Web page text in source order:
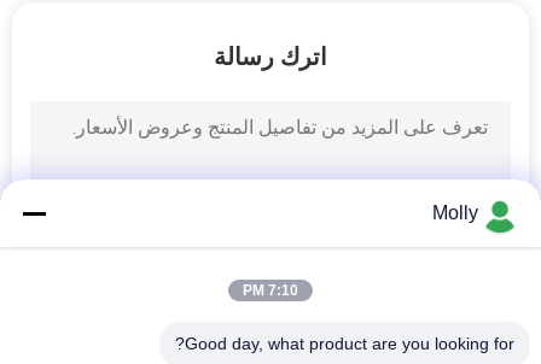
مقطورة مرحاض
متنقلة
اترك رسالة
Molly
7:10 PM
Good day, what product are you looking for?